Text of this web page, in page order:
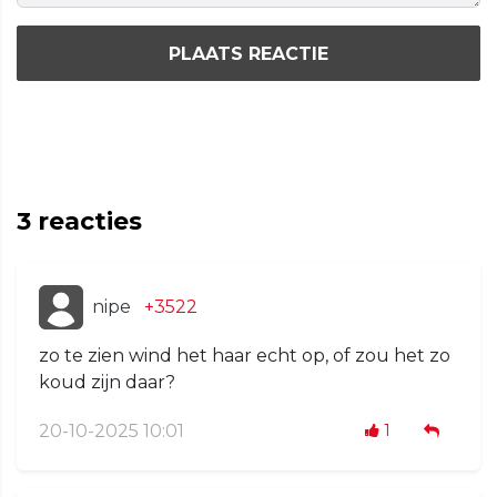
PLAATS REACTIE
3 reacties
nipe +3522
zo te zien wind het haar echt op, of zou het zo
koud zijn daar?
20-10-2025 10:01 1